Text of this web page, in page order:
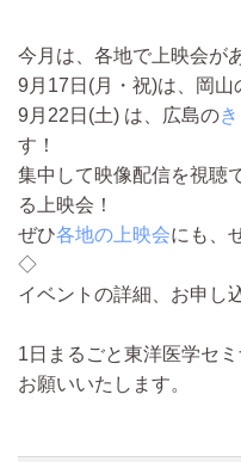
今月は、各地で上映会が
9月17日(月・祝)は、岡山
9月22日(土) は、広島の
す！
集中して映像配信を視聴
る上映会！
ぜひ各地の上映会にも、
◇
イベントの詳細、お申し
1日まるごと東洋医学セ
お願いいたします。